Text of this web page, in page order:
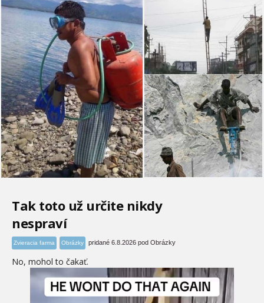
Tak toto už určite nikdy
nespraví
Zvieracia farma Obrázky pridané 6.8.2026 pod Obrázky
No, mohol to čakať.